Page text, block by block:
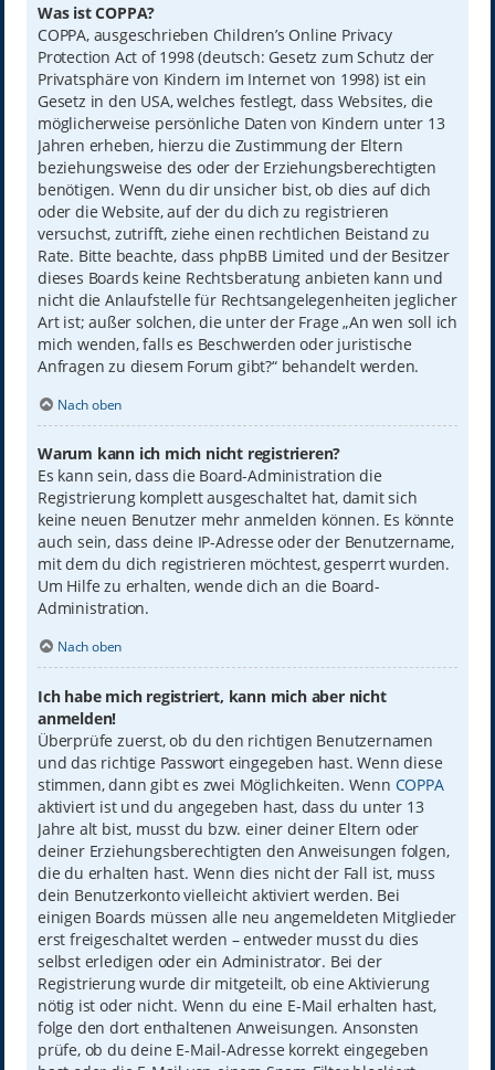
Was ist COPPA?
COPPA, ausgeschrieben Children’s Online Privacy
Protection Act of 1998 (deutsch: Gesetz zum Schutz der
Privatsphäre von Kindern im Internet von 1998) ist ein
Gesetz in den USA, welches festlegt, dass Websites, die
möglicherweise persönliche Daten von Kindern unter 13
Jahren erheben, hierzu die Zustimmung der Eltern
beziehungsweise des oder der Erziehungsberechtigten
benötigen. Wenn du dir unsicher bist, ob dies auf dich
oder die Website, auf der du dich zu registrieren
versuchst, zutrifft, ziehe einen rechtlichen Beistand zu
Rate. Bitte beachte, dass phpBB Limited und der Besitzer
dieses Boards keine Rechtsberatung anbieten kann und
nicht die Anlaufstelle für Rechtsangelegenheiten jeglicher
Art ist; außer solchen, die unter der Frage „An wen soll ich
mich wenden, falls es Beschwerden oder juristische
Anfragen zu diesem Forum gibt?“ behandelt werden.
Nach oben
Warum kann ich mich nicht registrieren?
Es kann sein, dass die Board-Administration die
Registrierung komplett ausgeschaltet hat, damit sich
keine neuen Benutzer mehr anmelden können. Es könnte
auch sein, dass deine IP-Adresse oder der Benutzername,
mit dem du dich registrieren möchtest, gesperrt wurden.
Um Hilfe zu erhalten, wende dich an die Board-
Administration.
Nach oben
Ich habe mich registriert, kann mich aber nicht
anmelden!
Überprüfe zuerst, ob du den richtigen Benutzernamen
und das richtige Passwort eingegeben hast. Wenn diese
stimmen, dann gibt es zwei Möglichkeiten. Wenn COPPA
aktiviert ist und du angegeben hast, dass du unter 13
Jahre alt bist, musst du bzw. einer deiner Eltern oder
deiner Erziehungsberechtigten den Anweisungen folgen,
die du erhalten hast. Wenn dies nicht der Fall ist, muss
dein Benutzerkonto vielleicht aktiviert werden. Bei
einigen Boards müssen alle neu angemeldeten Mitglieder
erst freigeschaltet werden – entweder musst du dies
selbst erledigen oder ein Administrator. Bei der
Registrierung wurde dir mitgeteilt, ob eine Aktivierung
nötig ist oder nicht. Wenn du eine E-Mail erhalten hast,
folge den dort enthaltenen Anweisungen. Ansonsten
prüfe, ob du deine E-Mail-Adresse korrekt eingegeben